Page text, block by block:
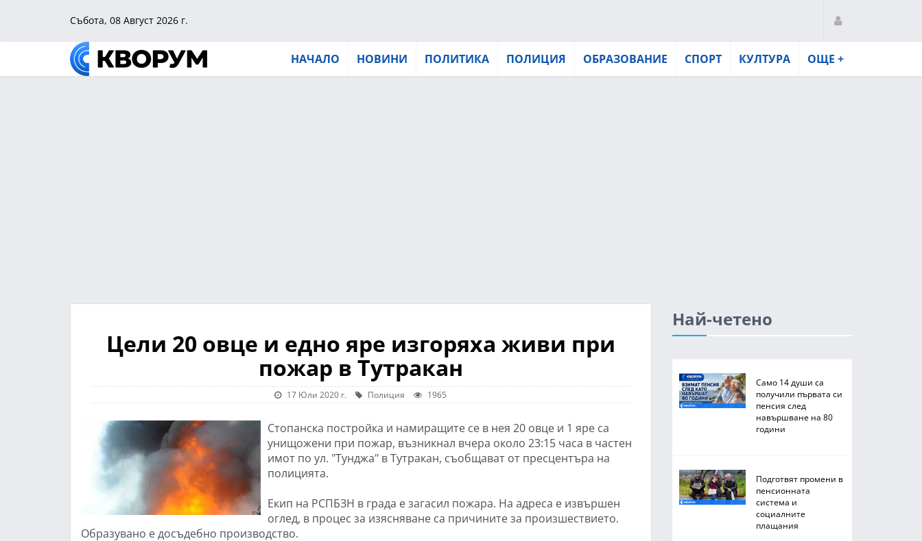
Събота, 08 Август 2026 г.
НАЧАЛО НОВИНИ ПОЛИТИКА ПОЛИЦИЯ ОБРАЗОВАНИЕ СПОРТ КУЛТУРА ОЩЕ +
Цели 20 овце и едно яре изгоряха живи при
пожар в Тутракан
17 Юли 2020 г. Полиция 1965
Стопанска постройка и намиращите се в нея 20 овце и 1 яре са
унищожени при пожар, възникнал вчера около 23:15 часа в частен
имот по ул. "Тунджа" в Тутракан, съобщават от пресцентъра на
полицията.
Екип на РСПБЗН в града е загасил пожара. На адреса е извършен
оглед, в процес за изясняване са причините за произшествието.
Образувано е досъдебно производство.
Най-четено
Само 14 души са
получили първата си
пенсия след
навършване на 80
години
Подготвят промени в
пенсионната
система и
социалните
плащания